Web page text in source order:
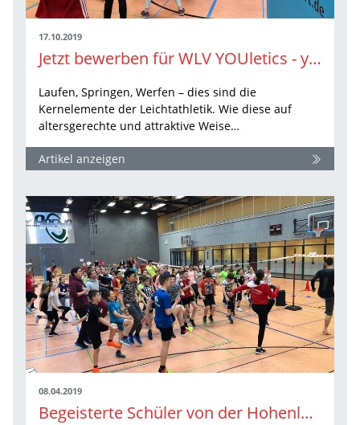
17.10.2019
Jetzt bewerben für WLV YOUletics - young athletics for YOU
Laufen, Springen, Werfen – dies sind die
Kernelemente der Leichtathletik. Wie diese auf
altersgerechte und attraktive Weise…
Artikel anzeigen
08.04.2019
Begeisterte Schüler von der Hohenloher Ebene bis zur Schwäbischen Alb